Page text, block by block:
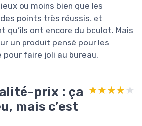
ou moins bien que les
points très réussis, et
qu’ils ont encore du boulot. Mais
un produit pensé pour les
faire joli au bureau.
prix : ça
mais c’est
★★★★★
★★★★★